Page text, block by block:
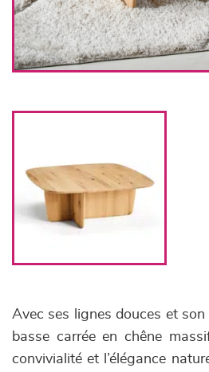
Avec ses lignes douces et
basse carrée en chêne
convivialité et l’élégance